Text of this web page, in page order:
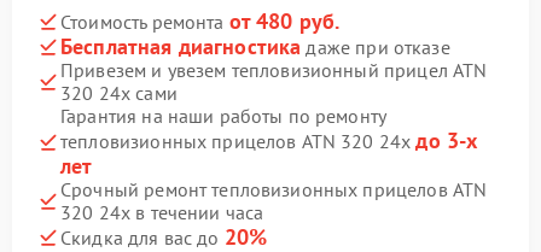
Стоимость ремонта от 480 руб.
Бесплатная диагностика даже при отказе
Привезем и увезем тепловизионный прицел ATN
320 24x сами
Гарантия на наши работы по ремонту
тепловизионных прицелов ATN 320 24xдо 3-х
лет
Срочный ремонт тепловизионных прицелов ATN
320 24x в течении часа
Скидка для вас до 20%